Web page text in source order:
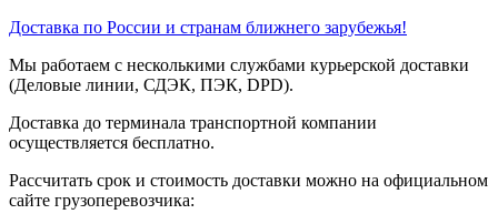
Доставка по России и странам ближнего зарубежья!
Мы работаем с несколькими службами курьерской доставки
(Деловые линии, СДЭК, ПЭК, DPD).
Доставка до терминала транспортной компании
осуществляется бесплатно.
Рассчитать срок и стоимость доставки можно на официальном
сайте грузоперевозчика: